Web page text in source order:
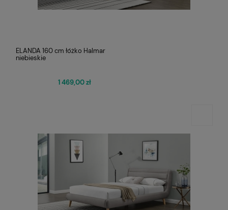
ELANDA 160 cm łóżko Halmar
niebieskie
1 469,00 zł